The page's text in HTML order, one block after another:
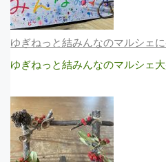
ゆぎねっと結みんなのマルシェ
ゆぎねっと結みんなのマルシェ大